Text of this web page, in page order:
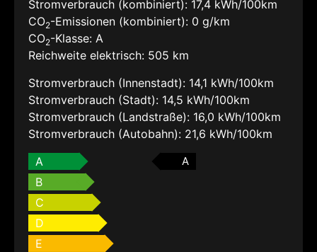
Stromverbrauch (kombiniert): 17,4 kWh/100km
CO2-Emissionen (kombiniert): 0 g/km
CO2-Klasse: A
Reichweite elektrisch: 505 km
Stromverbrauch (Innenstadt): 14,1 kWh/100km
Stromverbrauch (Stadt): 14,5 kWh/100km
Stromverbrauch (Landstraße): 16,0 kWh/100km
Stromverbrauch (Autobahn): 21,6 kWh/100km
A
A
B
C
D
E